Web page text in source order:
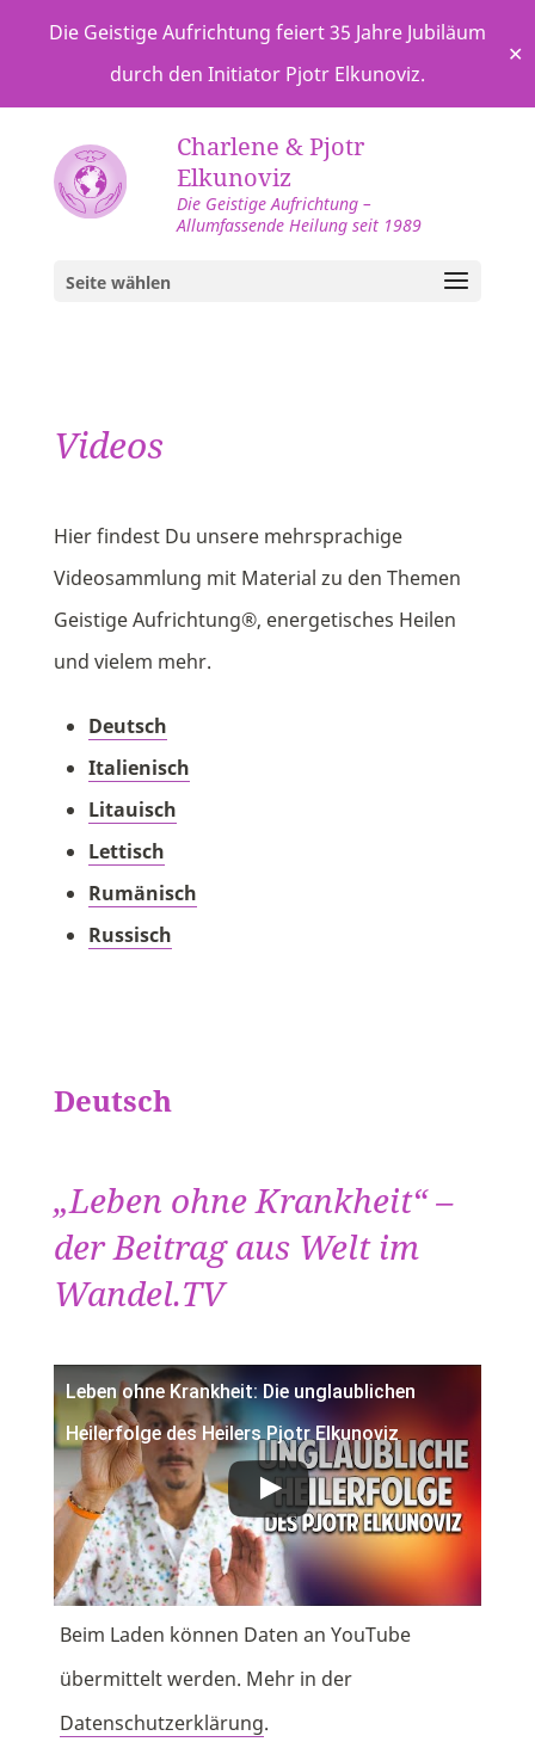
Die Geistige Aufrichtung feiert 35 Jahre Jubiläum
durch den Initiator Pjotr Elkunoviz.
✕
Charlene & Pjotr
Elkunoviz
Die Geistige Aufrichtung –
Allumfassende Heilung seit 1989
Seite wählen
Videos
Hier findest Du unsere mehrsprachige
Videosammlung mit Material zu den Themen
Geistige Aufrichtung®, energetisches Heilen
und vielem mehr.
Deutsch
Italienisch
Litauisch
Lettisch
Rumänisch
Russisch
Deutsch
„Leben ohne Krankheit“ –
der Beitrag aus Welt im
Wandel.TV
Leben ohne Krankheit: Die unglaublichen
Heilerfolge des Heilers Pjotr Elkunoviz
Beim Laden können Daten an YouTube
übermittelt werden. Mehr in der
Datenschutzerklärung.